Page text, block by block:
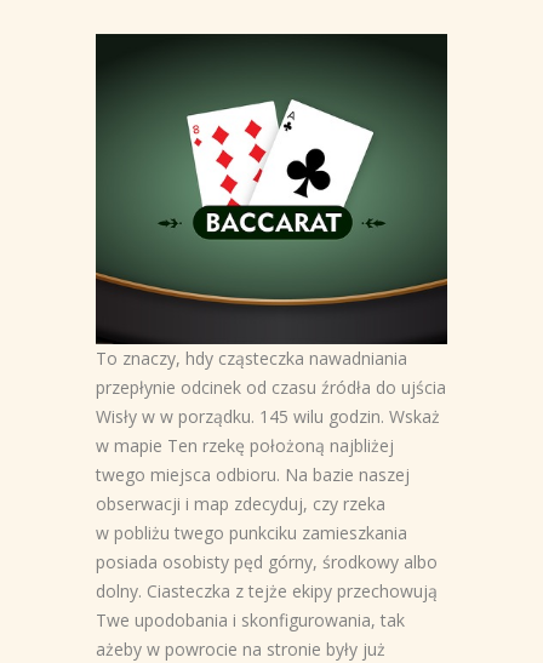
To znaczy, hdy cząsteczka nawadniania
przepłynie odcinek od czasu źródła do ujścia
Wisły w w porządku. 145 wilu godzin. Wskaż
w mapie Ten rzekę położoną najbliżej
twego miejsca odbioru. Na bazie naszej
obserwacji i map zdecyduj, czy rzeka
w pobliżu twego punkciku zamieszkania
posiada osobisty pęd górny, środkowy albo
dolny. Ciasteczka z tejże ekipy przechowują
Twe upodobania i skonfigurowania, tak
ażeby w powrocie na stronie były już